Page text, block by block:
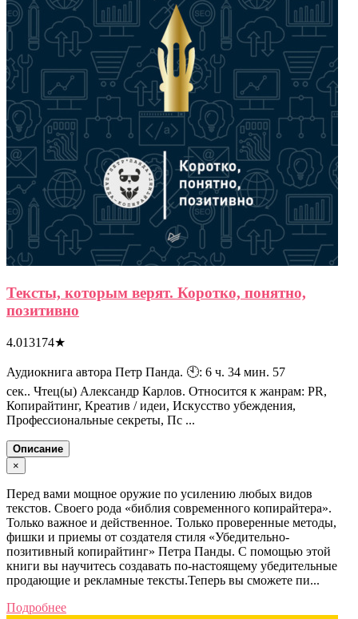
Тексты, которым верят. Коротко, понятно,
позитивно
4.013174★
Аудиокнига автора Петр Панда. 🕙: 6 ч. 34 мин. 57
сек.. Чтец(ы) Александр Карлов. Относится к жанрам: PR,
Копирайтинг, Креатив / идеи, Искусство убеждения,
Профессиональные секреты, Пс ...
Описание
×
Перед вами мощное оружие по усилению любых видов
текстов. Своего рода «библия современного копирайтера».
Только важное и действенное. Только проверенные методы,
фишки и приемы от создателя стиля «Убедительно-
позитивный копирайтинг» Петра Панды. С помощью этой
книги вы научитесь создавать по-настоящему убедительные
продающие и рекламные тексты.Теперь вы сможете пи...
Подробнее